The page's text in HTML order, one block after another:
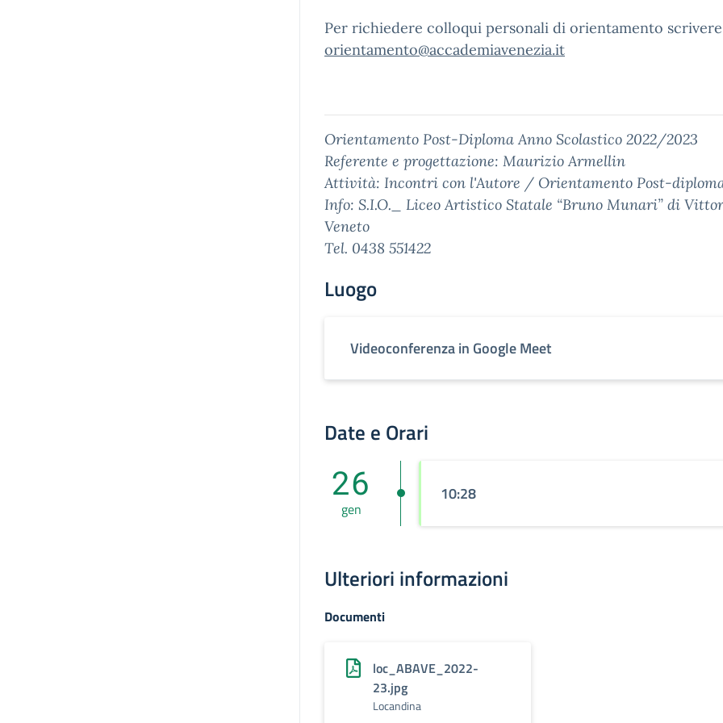
Per richiedere colloqui personali di orientamento scrivere
orientamento@accademiavenezia.it
Orientamento Post-Diploma Anno Scolastico 2022/2023
Referente e progettazione: Maurizio Armellin
Attività: Incontri con l'Autore / Orientamento Post-
Info: S.I.O._ Liceo Artistico Statale “Bruno Munari” di
Veneto
Tel. 0438 551422
Luogo
Videoconferenza in Google Meet
Date e Orari
26
gen
10:28
Ulteriori informazioni
Documenti
loc_ABAVE_2022-
23.jpg
Locandina